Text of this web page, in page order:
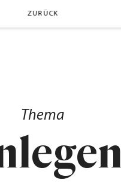
ZURÜCK
Thema